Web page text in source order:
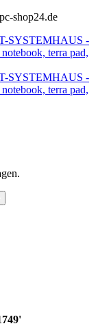
shop24.de